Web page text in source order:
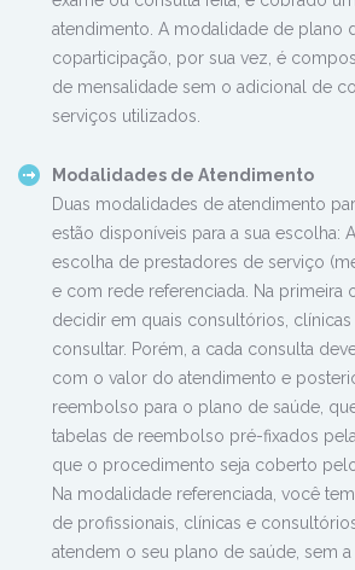
atendimento. A modalidade de plano
coparticipação, por sua vez, é
de mensalidade sem o adicional de
serviços utilizados.
Modalidades de Atendimento
Duas modalidades de atendimento
estão disponíveis para a sua escolha:
escolha de prestadores de serviço
e com rede referenciada. Na primeira
decidir em quais consultórios,
consultar. Porém, a cada consulta
com o valor do atendimento e
reembolso para o plano de saúde,
tabelas de reembolso pré-fixados
que o procedimento seja coberto
Na modalidade referenciada, você
de profissionais, clínicas e
atendem o seu plano de saúde, sem